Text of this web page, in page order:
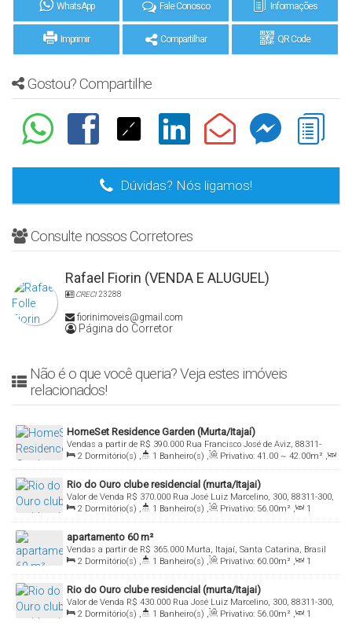
WhatsApp Fale Conosco Informações
Imprimir Compartilhar QR Code
Gostou? Compartilhe
Dúvidas? Nós ligamos!
Consulte nossos Corretores
Rafael Fiorin (VENDA E ALUGUEL)
CRECI23288
fiorinimoveis@gmail.com
Página do Corretor
Não é o que você queria? Veja estes imóveis
relacionados!
HomeSet Residence Garden (Murta/Itajaí)
R$ 390.000
Vendas a partir de
Rua Francisco José de Aviz, 88311-
333, Murta, Itajaí, Santa Catarina, Brasil
2 Dormitório(s) , 1 Banheiro(s) , Privativo: 41 .00 ~ 42.00m² ,
1 Sala(s) , Total: 41.00~ 42.00m² , 1 Vaga(s) , Útil: 41.00~
42.00m²
Rio do Ouro clube residencial (murta/Itajai)
R$ 370.000
Valor de Venda
Rua José Luiz Marcelino, 300, 88311-300,
Murta, Itajaí, Santa Catarina, Brasil
2 Dormitório(s) , 1 Banheiro(s) , Privativo: 56.00m² ,
1
Sala(s) , Total: 65.00~ 66.00m² , 1 Vaga(s) , Útil: 56.00m²
apartamento 60 m²
R$ 365.000
Vendas a partir de
Murta, Itajaí, Santa Catarina, Brasil
2 Dormitório(s) , 1 Banheiro(s) , Privativo: 60.00m² ,
1
Sala(s) , Total: 72.00m² , 1 Vaga(s) , Útil: 60.00m²
Rio do Ouro clube residencial (murta/Itajai)
R$ 430.000
Valor de Venda
Rua José Luiz Marcelino, 300, 88311-300,
Murta, Itajaí, Santa Catarina, Brasil
2 Dormitório(s) , 1 Banheiro(s) , Privativo: 56.00m² ,
1